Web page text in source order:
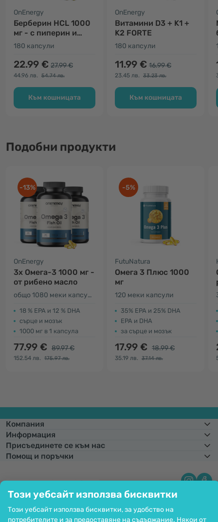
Този уебсайт използва бисквитки
Този уебсайт използва бисквитки, за удобство на
потребителите и за предоставяне на съдържание. Някои от
OnEnergy
Берберин HCL 1000
мг - с пиперин и
хром
180 капсули
22.99 € 27.99 €
44.96 лв. 54.74 лв.
Към кошницата
OnEnergy
Витамини D3 + K1 +
K2 FORTE
180 капсули
11.99 € 16.99 €
23.45 лв. 33.23 лв.
Към кошницата
Подобни продукти
-13%
OnEnergy
3x Омега-3 1000 мг -
от рибено масло
общо 1080 меки капсули
18 % EPA и 12 % DHA
сърце и мозък
1000 мг в 1 капсула
77.99 € 89.97 €
152.54 лв. 175.97 лв.
-5%
FutuNatura
Омега 3 Плюс 1000
мг
120 меки капсули
35% EPA и 25% DHA
EPA и DHA
за сърце и мозък
17.99 € 18.99 €
35.19 лв. 37.14 лв.
Компания
Информация
Присъединете се към нас
Помощ и поръчки
Фиксиран курс на конвертиране:1 € =1,95583 лв.Възможност за
криптиране.
Copyright © 2012 - 2026   |   Be Healthy Group d.o.o.